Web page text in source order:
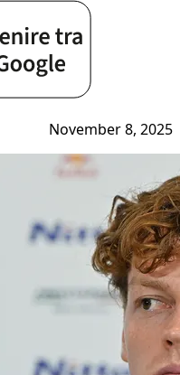
November 8, 2025